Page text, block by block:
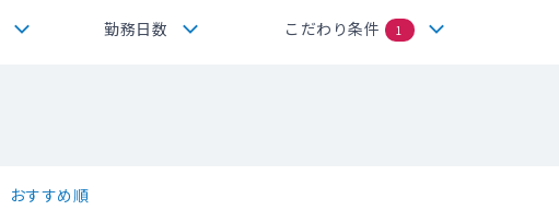
勤務日数 こだわり条件 1
おすすめ順